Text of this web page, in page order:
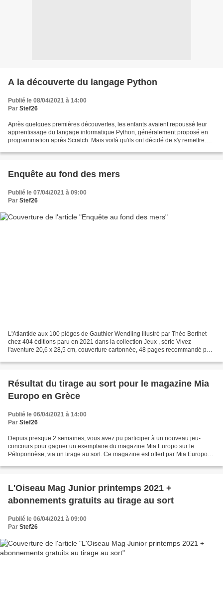
A la découverte du langage Python
Publié le 08/04/2021 à 14:00
Par Stef26
Après quelques premières découvertes, les enfants avaient repoussé leur
apprentissage du langage informatique Python, généralement proposé en
programmation après Scratch. Mais voilà qu'ils ont décidé de s'y remettre.
Enquête au fond des mers
Publié le 07/04/2021 à 09:00
Par Stef26
L'Atlantide aux 100 pièges de Gauthier Wendling illustré par Théo Berthet
chez 404 éditions paru en 2021 dans la collection Jeux , série Vivez
l'aventure 20,6 x 28,5 cm, couverture cartonnée, 48 pages recommandé par
Résultat du tirage au sort pour le magazine Mia
Europo en Grèce
Publié le 06/04/2021 à 14:00
Par Stef26
Depuis presque 2 semaines, vous avez pu participer à un nouveau jeu-
concours pour gagner un exemplaire du magazine Mia Europo sur le
Péloponnèse, via un tirage au sort. Ce magazine est offert par Mia Europo
L'Oiseau Mag Junior printemps 2021 +
abonnements gratuits au tirage au sort
Publié le 06/04/2021 à 09:00
Par Stef26